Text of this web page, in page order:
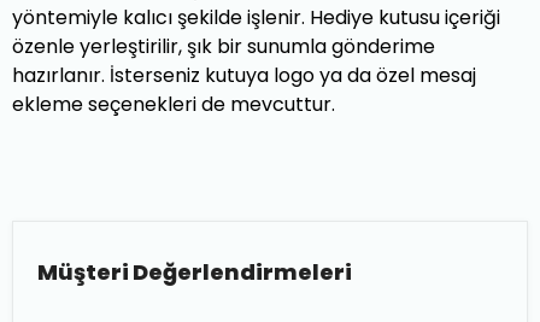
yöntemiyle kalıcı şekilde işlenir. Hediye kutusu içeriği
özenle yerleştirilir, şık bir sunumla gönderime
hazırlanır. İsterseniz kutuya logo ya da özel mesaj
ekleme seçenekleri de mevcuttur.
Müşteri Değerlendirmeleri